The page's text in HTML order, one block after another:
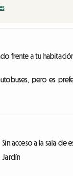
frente a tu
pero es
Sin acceso a la sala de
Jardín